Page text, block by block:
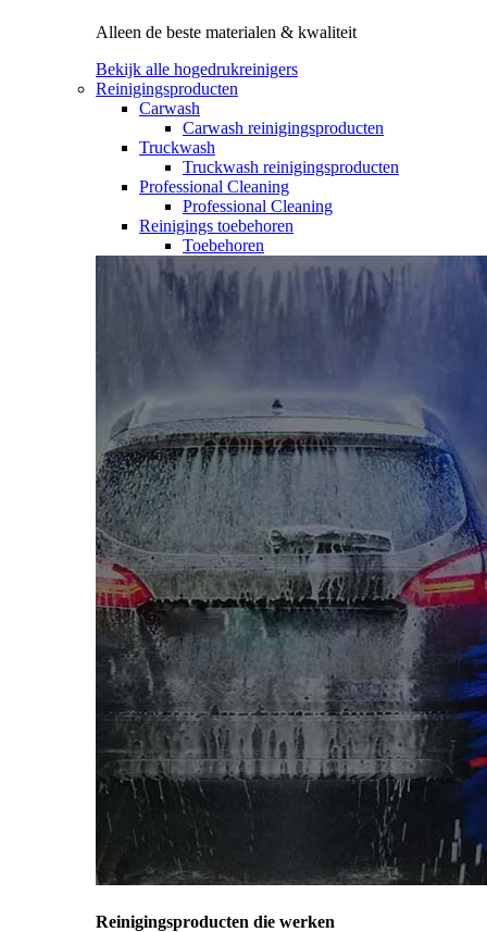
Alleen de beste materialen & kwaliteit
Bekijk alle hogedrukreinigers
Reinigingsproducten
Carwash
Carwash reinigingsproducten
Truckwash
Truckwash reinigingsproducten
Professional Cleaning
Professional Cleaning
Reinigings toebehoren
Toebehoren
Reinigingsproducten die werken